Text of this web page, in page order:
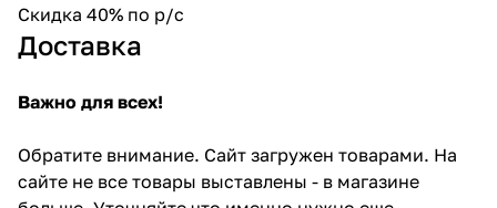
Скидка 40% по р/с
Доставка
Важно для всех!
Обратите внимание. Сайт загружен товарами. На
сайте не все товары выставлены - в магазине